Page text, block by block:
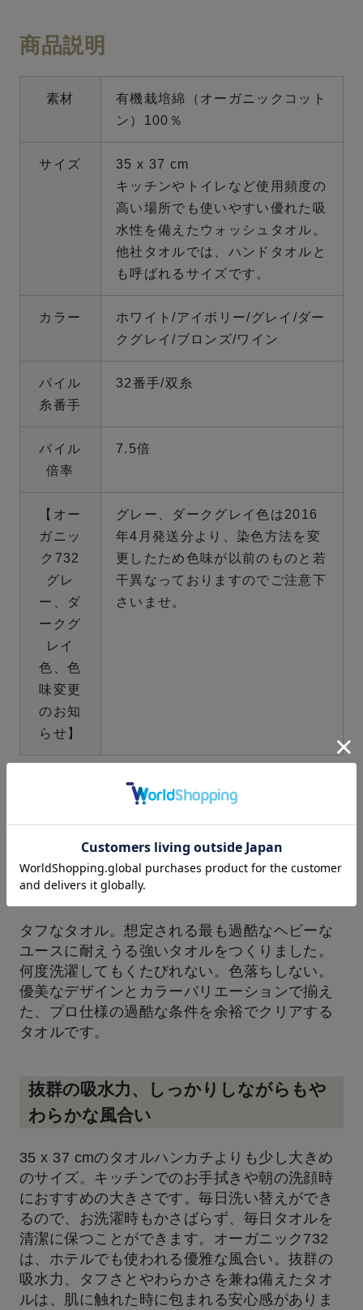
商品説明
素材
有機栽培綿（オーガニックコット
ン）100％
サイズ
35 x 37 cm
キッチンやトイレなど使用頻度の
高い場所でも使いやすい優れた吸
水性を備えたウォッシュタオル。
他社タオルでは、ハンドタオルと
も呼ばれるサイズです。
カラー
ホワイト/アイボリー/グレイ/ダー
クグレイ/ブロンズ/ワイン
パイル
糸番手
32番手/双糸
パイル
倍率
7.5倍
【オー
ガニッ
ク732
グレ
ー、ダ
ークグ
レイ
色、色
味変更
のお知
らせ】
グレー、ダークグレイ色は2016
年4月発送分より、染色方法を変
更したため色味が以前のものと若
干異なっておりますのでご注意下
さいませ。
オーガニック732の特徴
贅沢な糸使いのボリュームと圧倒的な
堅牢さ
タフなタオル。想定される最も過酷なヘビーな
ユースに耐えうる強いタオルをつくりました。
何度洗濯してもくたびれない。色落ちしない。
優美なデザインとカラーバリエーションで揃え
た、プロ仕様の過酷な条件を余裕でクリアする
タオルです。
抜群の吸水力、しっかりしながらもや
わらかな風合い
35 x 37 cmのタオルハンカチよりも少し大きめ
のサイズ。キッチンでのお手拭きや朝の洗顔時
におすすめの大きさです。毎日洗い替えができ
るので、お洗濯時もかさばらず、毎日タオルを
清潔に保つことができます。オーガニック732
は、ホテルでも使われる優雅な風合い。抜群の
吸水力、タフさとやわらかさを兼ね備えたタオ
ルは、肌に触れた時に包まれる安心感がありま